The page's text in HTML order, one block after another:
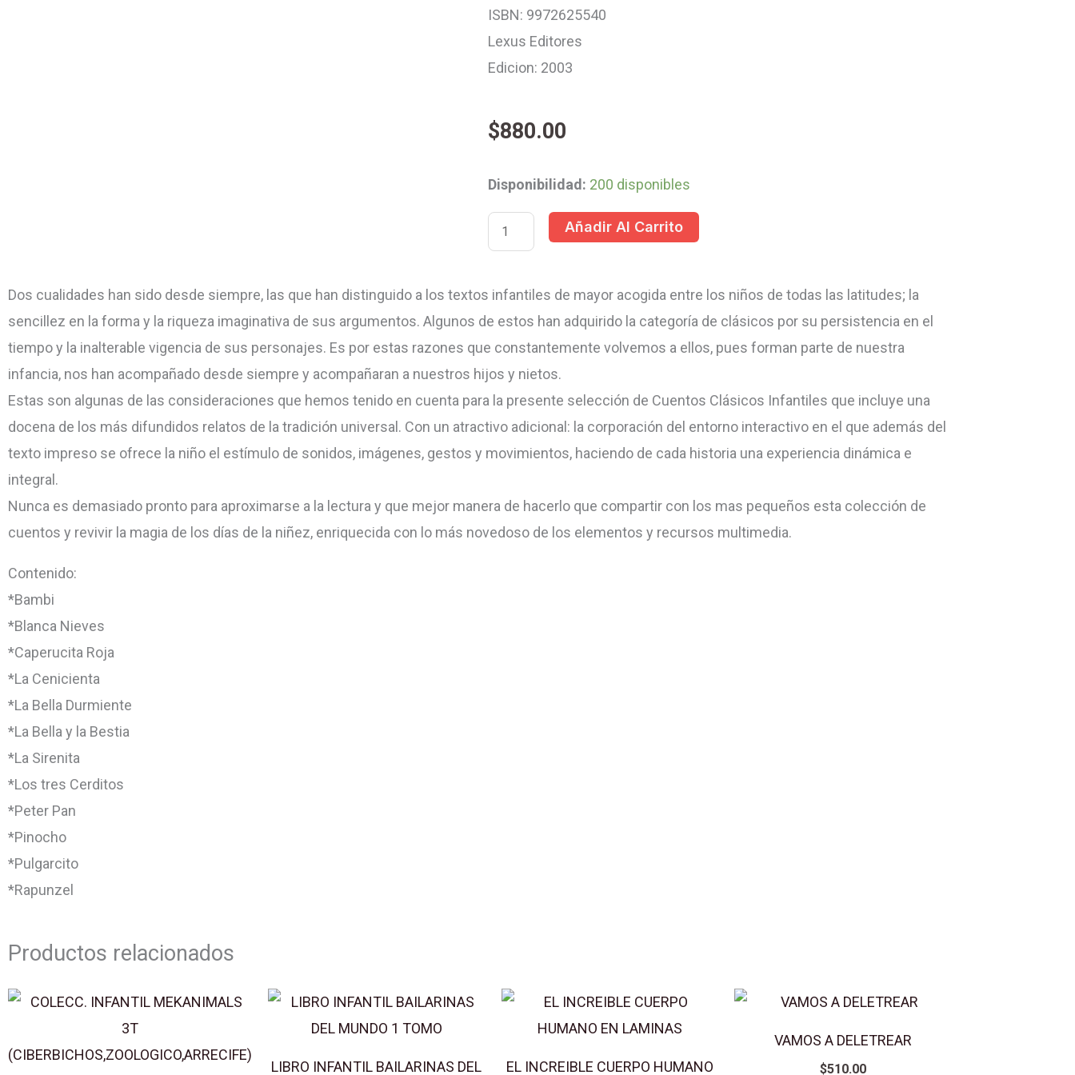
ISBN: 9972625540
Lexus Editores
Edicion: 2003
$880.00
Disponibilidad: 200 disponibles
CUENTOS
CLASICOS
INFANTIL
cantidad
Añadir Al Carrito
Dos cualidades han sido desde siempre, las que han distinguido a los textos infantiles de mayor acogida entre los niños de todas las latitudes; la
sencillez en la forma y la riqueza imaginativa de sus argumentos. Algunos de estos han adquirido la categoría de clásicos por su persistencia en el
tiempo y la inalterable vigencia de sus personajes. Es por estas razones que constantemente volvemos a ellos, pues forman parte de nuestra
infancia, nos han acompañado desde siempre y acompañaran a nuestros hijos y nietos.
Estas son algunas de las consideraciones que hemos tenido en cuenta para la presente selección de Cuentos Clásicos Infantiles que incluye una
docena de los más difundidos relatos de la tradición universal. Con un atractivo adicional: la corporación del entorno interactivo en el que además del
texto impreso se ofrece la niño el estímulo de sonidos, imágenes, gestos y movimientos, haciendo de cada historia una experiencia dinámica e
integral.
Nunca es demasiado pronto para aproximarse a la lectura y que mejor manera de hacerlo que compartir con los mas pequeños esta colección de
cuentos y revivir la magia de los días de la niñez, enriquecida con lo más novedoso de los elementos y recursos multimedia.
Contenido:
*Bambi
*Blanca Nieves
*Caperucita Roja
*La Cenicienta
*La Bella Durmiente
*La Bella y la Bestia
*La Sirenita
*Los tres Cerditos
*Peter Pan
*Pinocho
*Pulgarcito
*Rapunzel
Productos relacionados
LIBRO INFANTIL BAILARINAS DEL EL INCREIBLE CUERPO HUMANO
VAMOS A DELETREAR
$510.00